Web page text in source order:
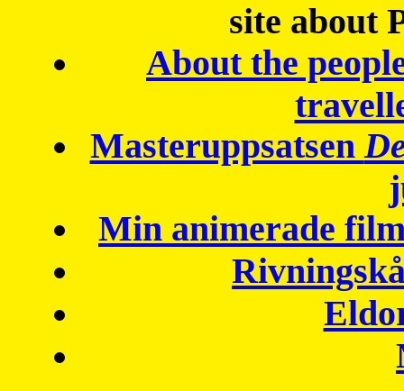
site about
About the
Masteruppsatsen
Min animerade